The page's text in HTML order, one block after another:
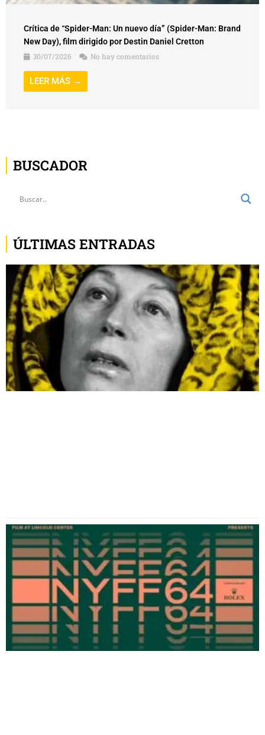
Crítica de “Spider-Man: Un nuevo día” (Spider-Man: Brand
New Day), film dirigido por Destin Daniel Cretton
30/07/2026
No hay comentarios
LEER MÁS →
BUSCADOR
ÚLTIMAS ENTRADAS